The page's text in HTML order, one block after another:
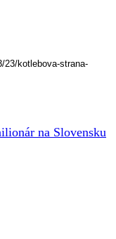
23/kotlebova-strana-